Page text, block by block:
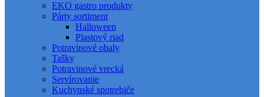
EKO gastro produkty
Párty sortiment
Halloween
Plastový riad
Potravinové obaly
Tašky
Potravinové vrecká
Servírovanie
Kuchynské spotrebiče